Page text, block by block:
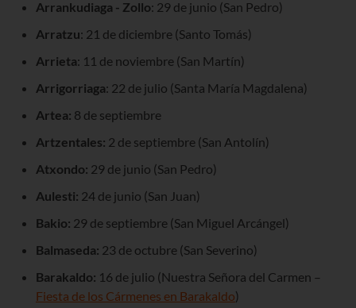
Arrankudiaga - Zollo: 29 de junio (San Pedro)
Arratzu: 21 de diciembre (Santo Tomás)
Arrieta: 11 de noviembre (San Martín)
Arrigorriaga: 22 de julio (Santa María Magdalena)
Artea: 8 de septiembre
Artzentales: 2 de septiembre (San Antolín)
Atxondo: 29 de junio (San Pedro)
Aulesti: 24 de junio (San Juan)
Bakio: 29 de septiembre (San Miguel Arcángel)
Balmaseda: 23 de octubre (San Severino)
Barakaldo: 16 de julio (Nuestra Señora del Carmen –
Fiesta de los Cármenes en Barakaldo)